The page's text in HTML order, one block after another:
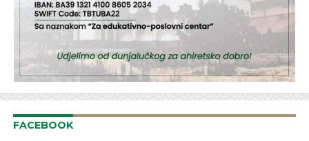
FACEBOOK